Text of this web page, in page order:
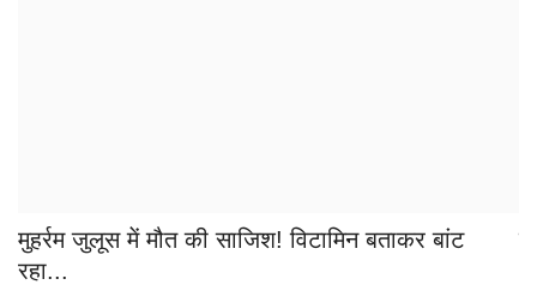
मुहर्रम जुलूस में मौत की साजिश! विटामिन बताकर बांट
रहा...